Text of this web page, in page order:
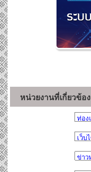
หน่วยงานที่เกี่ยวข้อง